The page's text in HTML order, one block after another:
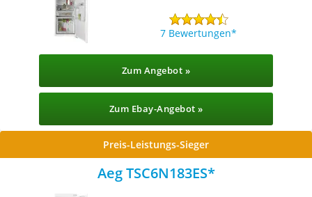
7 Bewertungen
Zum Angebot »
Zum Ebay-Angebot »
Preis-Leistungs-Sieger
Aeg TSC6N183ES